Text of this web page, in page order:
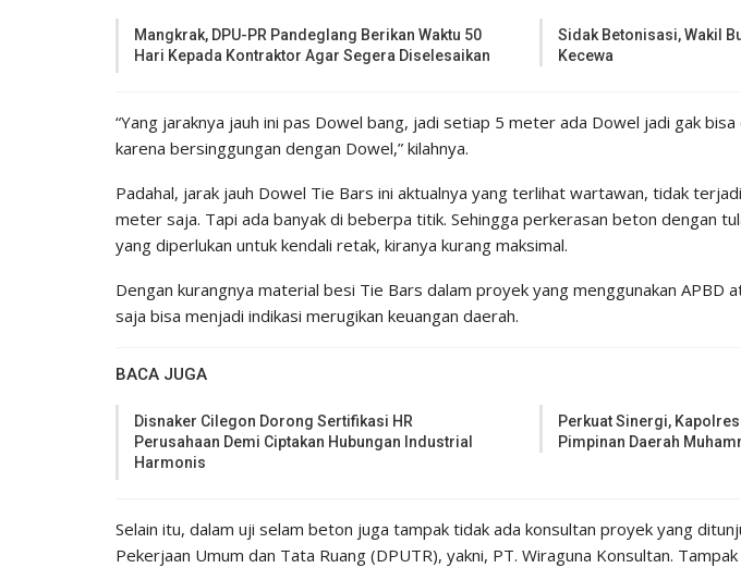
Mangkrak, DPU-PR Pandeglang Berikan Waktu 50
Hari Kepada Kontraktor Agar Segera Diselesaikan
Sidak Betonisasi, Wakil
Kecewa
“Yang jaraknya jauh ini pas Dowel bang, jadi setiap 5 meter ada Dowel jadi gak
karena bersinggungan dengan Dowel,” kilahnya.
Padahal, jarak jauh Dowel Tie Bars ini aktualnya yang terlihat wartawan, tidak
meter saja. Tapi ada banyak di beberpa titik. Sehingga perkerasan beton dengan
yang diperlukan untuk kendali retak, kiranya kurang maksimal.
Dengan kurangnya material besi Tie Bars dalam proyek yang menggunakan APBD
saja bisa menjadi indikasi merugikan keuangan daerah.
BACA JUGA
Disnaker Cilegon Dorong Sertifikasi HR
Perusahaan Demi Ciptakan Hubungan Industrial
Harmonis
Perkuat Sinergi,
Pimpinan Daerah
Selain itu, dalam uji selam beton juga tampak tidak ada konsultan proyek yang
Pekerjaan Umum dan Tata Ruang (DPUTR), yakni, PT. Wiraguna Konsultan.